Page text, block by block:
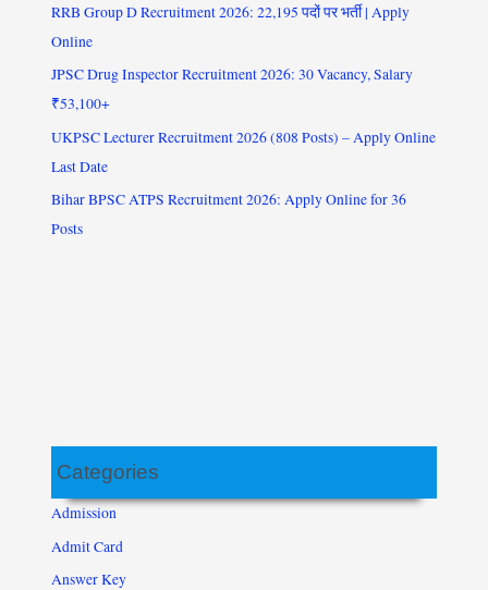
RRB Group D Recruitment 2026: 22,195 पदों पर भर्ती | Apply
Online
JPSC Drug Inspector Recruitment 2026: 30 Vacancy, Salary
₹53,100+
UKPSC Lecturer Recruitment 2026 (808 Posts) – Apply Online
Last Date
Bihar BPSC ATPS Recruitment 2026: Apply Online for 36
Posts
Categories
Admission
Admit Card
Answer Key